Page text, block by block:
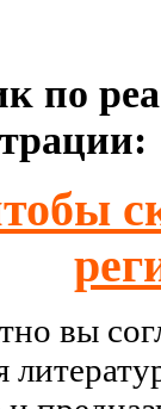
по
вы